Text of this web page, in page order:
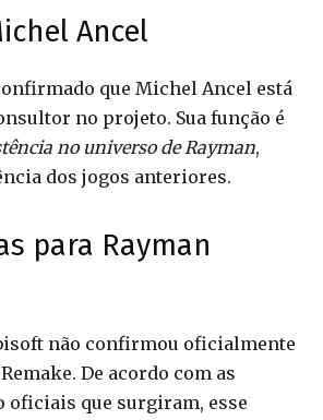
Ancel
que Michel Ancel está
no projeto. Sua função é
no universo de Rayman,
dos jogos anteriores.
para Rayman
não confirmou oficialmente
De acordo com as
oficiais que surgiram, esse